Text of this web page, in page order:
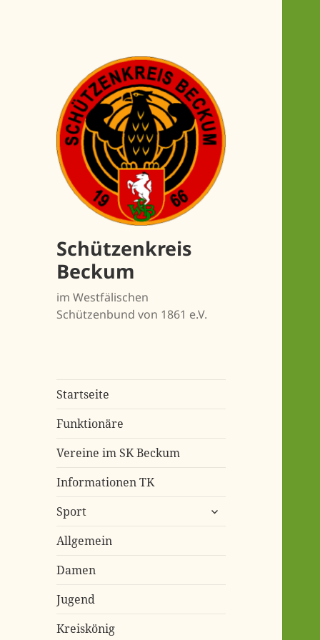
Schützenkreis
Beckum
im Westfälischen
Schützenbund von 1861 e.V.
Start­sei­te
Funk­tio­nä­re
Ver­ei­ne im SK Beckum
Infor­ma­tio­nen TK
Sport
untermenü
All­ge­mein
Damen
Jugend
Kreis­kö­nig